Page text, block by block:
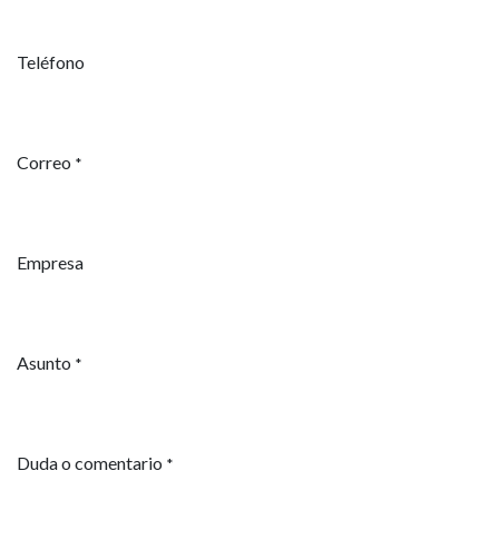
Teléfono
Correo *
Empresa
Asunto *
Duda o comentario *